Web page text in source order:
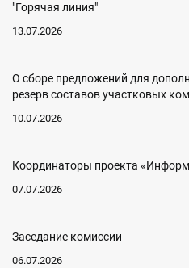
"Горячая линия"
13.07.2026
О сборе предложений для
резерв составов участковых
10.07.2026
Координаторы проекта
07.07.2026
Заседание комиссии
06.07.2026